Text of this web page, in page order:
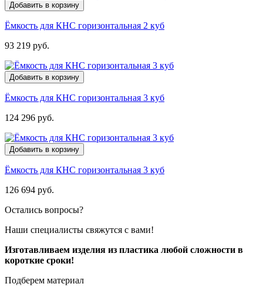
Добавить в корзину
Ёмкость для КНС горизонтальная 2 куб
93 219 руб.
Добавить в корзину
Ёмкость для КНС горизонтальная 3 куб
124 296 руб.
Добавить в корзину
Ёмкость для КНС горизонтальная 3 куб
126 694 руб.
Остались вопросы?
Наши специалисты свяжутся с вами!
Изготавливаем изделия из пластика любой сложности в
короткие сроки!
Подберем материал